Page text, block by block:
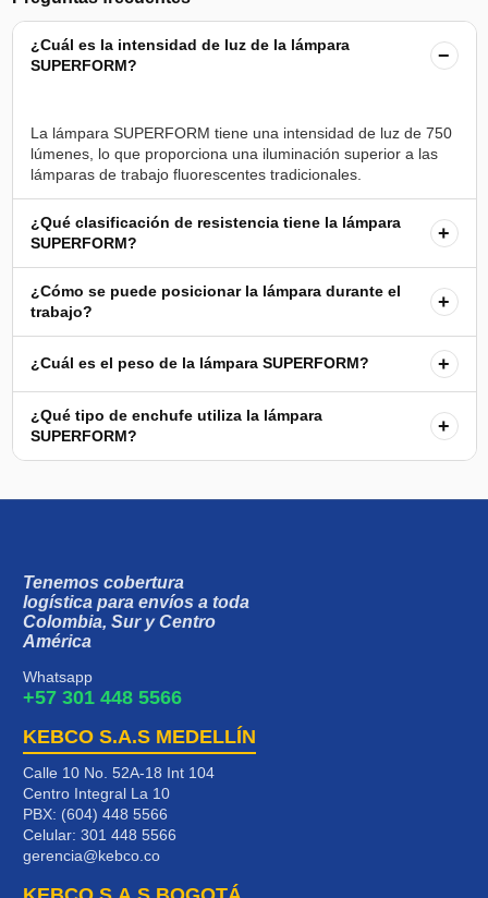
¿Cuál es la intensidad de luz de la lámpara
SUPERFORM?
−
La lámpara SUPERFORM tiene una intensidad de luz de 750
lúmenes, lo que proporciona una iluminación superior a las
¿Qué clasificación de resistencia tiene la lámpara
SUPERFORM?
+
¿Cómo se puede posicionar la lámpara durante el
trabajo?
+
¿Cuál es el peso de la lámpara SUPERFORM? +
¿Qué tipo de enchufe utiliza la lámpara
SUPERFORM?
+
Tenemos cobertura
logística para envíos a toda
Colombia, Sur y Centro
América
Whatsapp
+57 301 448 5566
KEBCO S.A.S MEDELLÍN
Calle 10 No. 52A-18 Int 104
Centro Integral La 10
PBX: (604) 448 5566
Celular: 301 448 5566
gerencia@kebco.co